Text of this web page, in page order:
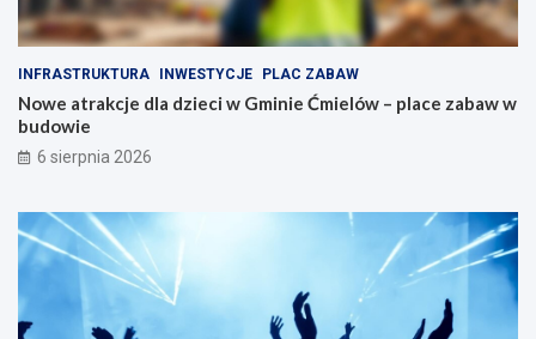
c
j
d
l
a
r
z
i
n
p
ę
z
i
e
INFRASTRUKTURA INWESTYCJE PLAC ZABAW
Nowe atrakcje dla dzieci w Gminie Ćmielów – place zabaw w
budowie
6 sierpnia 2026